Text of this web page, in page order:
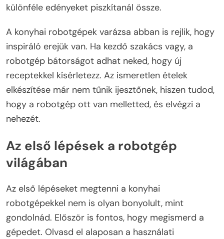
különféle edényeket piszkítanál össze.
A konyhai robotgépek varázsa abban is rejlik, hogy
inspiráló erejük van. Ha kezdő szakács vagy, a
robotgép bátorságot adhat neked, hogy új
receptekkel kísérletezz. Az ismeretlen ételek
elkészítése már nem tűnik ijesztőnek, hiszen tudod,
hogy a robotgép ott van melletted, és elvégzi a
nehezét.
Az első lépések a robotgép
világában
Az első lépéseket megtenni a konyhai
robotgépekkel nem is olyan bonyolult, mint
gondolnád. Először is fontos, hogy megismerd a
gépedet. Olvasd el alaposan a használati